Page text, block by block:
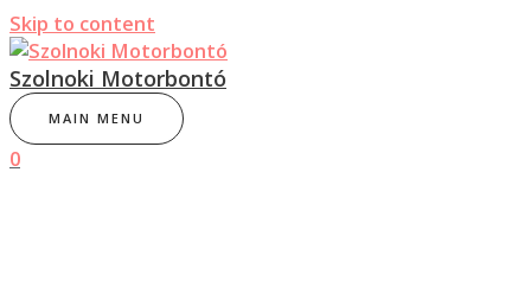
Skip to content
Szolnoki Motorbontó
MAIN MENU
0